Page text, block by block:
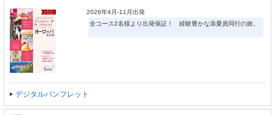
2026年4月-11月出発
全コース2名様より出発保証！ 経験豊かな添乗員同行の旅。
デジタルパンフレット